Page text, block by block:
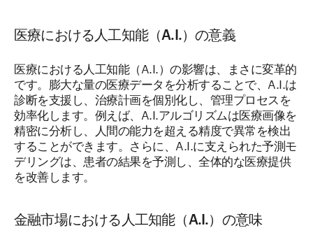
医療における人工知能（A.I.）の意義
医療における人工知能（A.I.）の影響は、まさに変革的
です。膨大な量の医療データを分析することで、A.I.は
診断を支援し、治療計画を個別化し、管理プロセスを
効率化します。例えば、A.I.アルゴリズムは医療画像を
精密に分析し、人間の能力を超える精度で異常を検出
することができます。さらに、A.I.に支えられた予測モ
デリングは、患者の結果を予測し、全体的な医療提供
を改善します。
金融市場における人工知能（A.I.）の意味